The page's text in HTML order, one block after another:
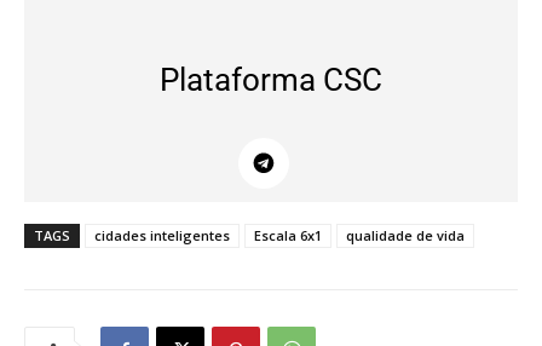
Plataforma CSC
TAGS cidades inteligentes Escala 6x1 qualidade de vida